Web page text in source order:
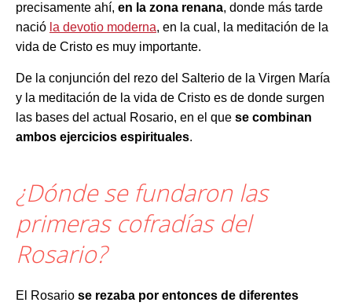
precisamente ahí, en la zona renana, donde más tarde
nació la devotio moderna, en la cual, la meditación de la
vida de Cristo es muy importante.
De la conjunción del rezo del Salterio de la Virgen María
y la meditación de la vida de Cristo es de donde surgen
las bases del actual Rosario, en el que se combinan
ambos ejercicios espirituales.
¿Dónde se fundaron las
primeras cofradías del
Rosario?
El Rosario se rezaba por entonces de diferentes